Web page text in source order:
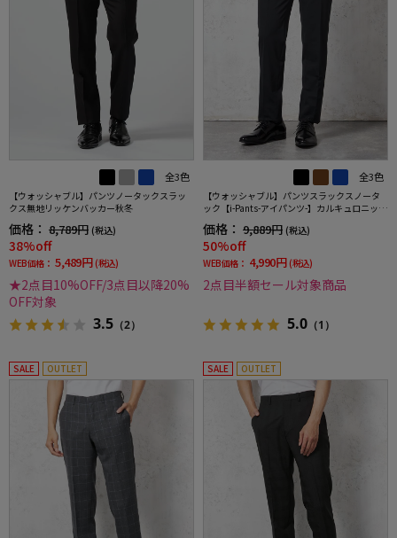
全3色
【ウォッシャブル】パンツノータックスラッ
クス無地リッケンバッカー秋冬
価格： 8,789円 (税込)
38%off
WEB価格： 5,489円 (税込)
★2点目10%OFF/3点目以降20%
OFF対象
3.5 （2）
全3色
【ウォッシャブル】パンツスラックスノータ
ック【i-Pants-アイパンツ-】カルキュロニット
ン】
価格： 9,889円 (税込)
50%off
WEB価格： 4,990円 (税込)
2点目半額セール対象商品
5.0 （1）
SALE OUTLET SALE OUTLET